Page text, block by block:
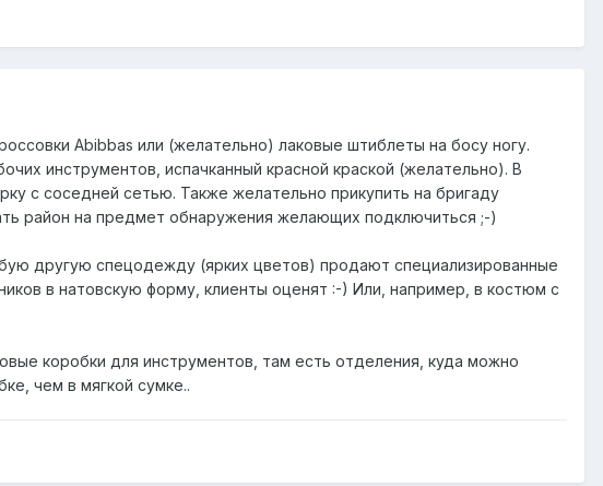
Abibbas или (желательно) лаковые штиблеты на босу ногу.
инструментов, испачканный красной краской (желательно). В
с соседней сетью. Также желательно прикупить на бригаду
район на предмет обнаружения желающих подключиться ;-)
другую спецодежду (ярких цветов) продают специализированные
в натовскую форму, клиенты оценят :-) Или, например, в костюм с
коробки для инструментов, там есть отделения, куда можно
чем в мягкой сумке..